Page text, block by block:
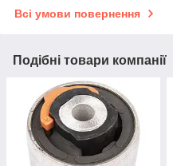
Всі умови повернення
Подібні товари компанії